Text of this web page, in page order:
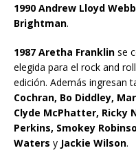
1990 Andrew Lloyd
Brightman.
1987 Aretha Franklin se
elegida para el rock and
edición. Además ingresan
Cochran, Bo Diddley,
Clyde McPhatter, Ricky
Perkins, Smokey
Waters y Jackie Wilson.